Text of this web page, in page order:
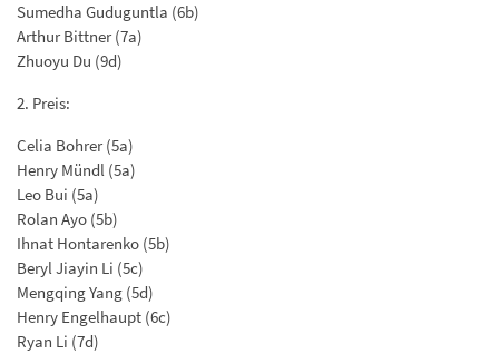
Sumedha Guduguntla (6b)
Arthur Bittner (7a)
Zhuoyu Du (9d)
2. Preis:
Celia Bohrer (5a)
Henry Mündl (5a)
Leo Bui (5a)
Rolan Ayo (5b)
Ihnat Hontarenko (5b)
Beryl Jiayin Li (5c)
Mengqing Yang (5d)
Henry Engelhaupt (6c)
Ryan Li (7d)